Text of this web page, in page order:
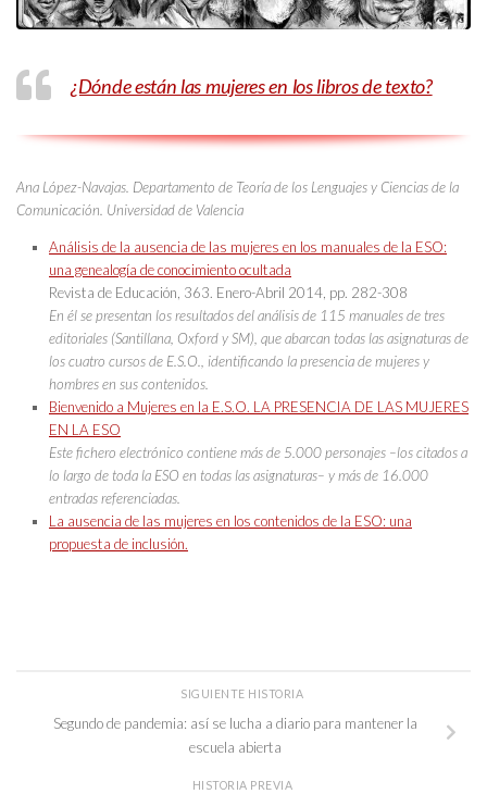
¿Dónde están las mujeres en los libros de texto?
Ana López-Navajas. Departamento de Teoría de los Lenguajes y Ciencias de la
Comunicación. Universidad de Valencia
Análisis de la ausencia de las mujeres en los manuales de la ESO:
una genealogía de conocimiento ocultada
Revista de Educación, 363. Enero-Abril 2014, pp. 282-308
En él se presentan los resultados del análisis de 115 manuales de tres
editoriales (Santillana, Oxford y SM), que abarcan todas las asignaturas de
los cuatro cursos de E.S.O., identificando la presencia de mujeres y
hombres en sus contenidos.
Bienvenido a Mujeres en la E.S.O. LA PRESENCIA DE LAS MUJERES
EN LA ESO
Este fichero electrónico contiene más de 5.000 personajes –los citados a
lo largo de toda la ESO en todas las asignaturas– y más de 16.000
entradas referenciadas.
La ausencia de las mujeres en los contenidos de la ESO: una
propuesta de inclusión.
SIGUIENTE HISTORIA
Segundo de pandemia: así se lucha a diario para mantener la
escuela abierta
HISTORIA PREVIA